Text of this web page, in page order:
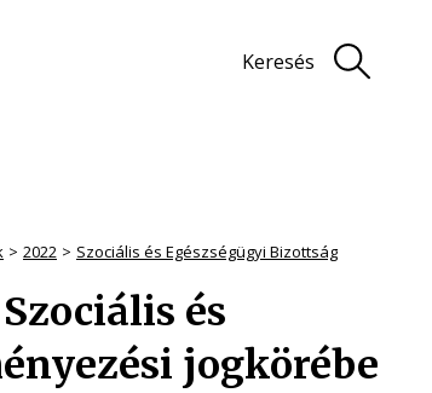
Keresés
2022 Szociális és Egészségügyi Bizottság
és
jogkörébe